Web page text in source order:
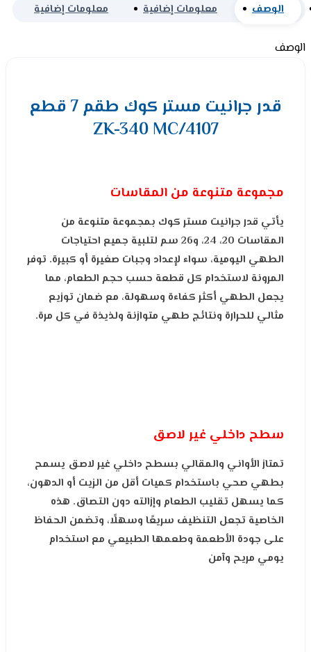
الوصف معلومات إضافية معلومات إضافية
الوصف
قدر جرانيت مستر كوك طقم 7 قطع
ZK-340 MC/4107
مجموعة متنوعة من المقاسات
يأتي قدر جرانيت مستر كوك بمجموعة متنوعة من
المقاسات 20، 24، و26 سم لتلبية جميع احتياجات
الطهي اليومية، سواء لإعداد وجبات صغيرة أو كبيرة. توفر
المرونة لاستخدام كل قطعة حسب حجم الطعام، مما
يجعل الطهي أكثر كفاءة وسهولة، مع ضمان توزيع
مثالي للحرارة ونتائج طهي متوازنة ولذيذة في كل مرة.
سطح داخلي غير لاصق
تمتاز الأواني والمقالي بسطح داخلي غير لاصق يسمح
بطهي صحي باستخدام كميات أقل من الزيت أو الدهون،
كما يسهل تقليب الطعام وإزالته دون التصاق. هذه
الخاصية تجعل التنظيف سريعًا وسهلًا، وتضمن الحفاظ
على جودة الأطعمة وطعمها الطبيعي مع استخدام
يومي مريح وآمن